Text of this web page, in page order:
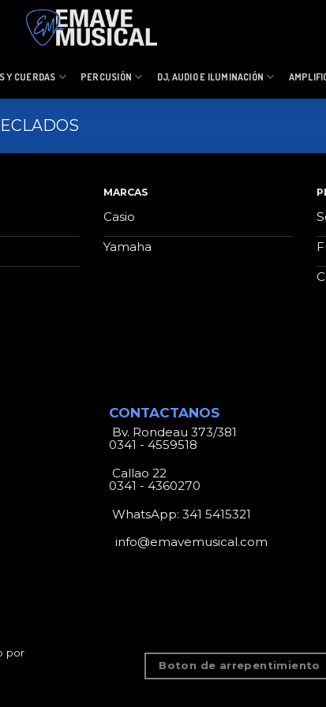
Y CUERDAS PERCUSIÓN DJ, AUDIO E ILUMINACIÓN
MARCAS
Casio
Yamaha
CONTACTANOS
Bv. Rondeau 373/381
0341 - 4559518
Callao 22
0341 - 4360270
WhatsApp:341 5415321
info@emavemusical.com
Boton de arrepentimiento
por